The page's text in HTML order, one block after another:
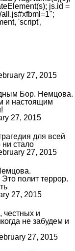
js.id =
'script',
27, 2015
Бор. Немцова.
и настоящим
27, 2015
для всей
стало
27, 2015
полит террор.
27, 2015
честных и
не забудем и
27, 2015